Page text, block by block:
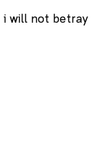
i will not betray